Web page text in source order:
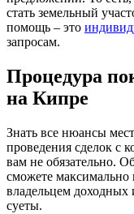
стать земельный
помощь – это
запросам.
Процедура
на Кипре
Знать все нюансы
проведения сделок с
вам не обязательно.
сможете максимально
владельцем доходных
суеты.